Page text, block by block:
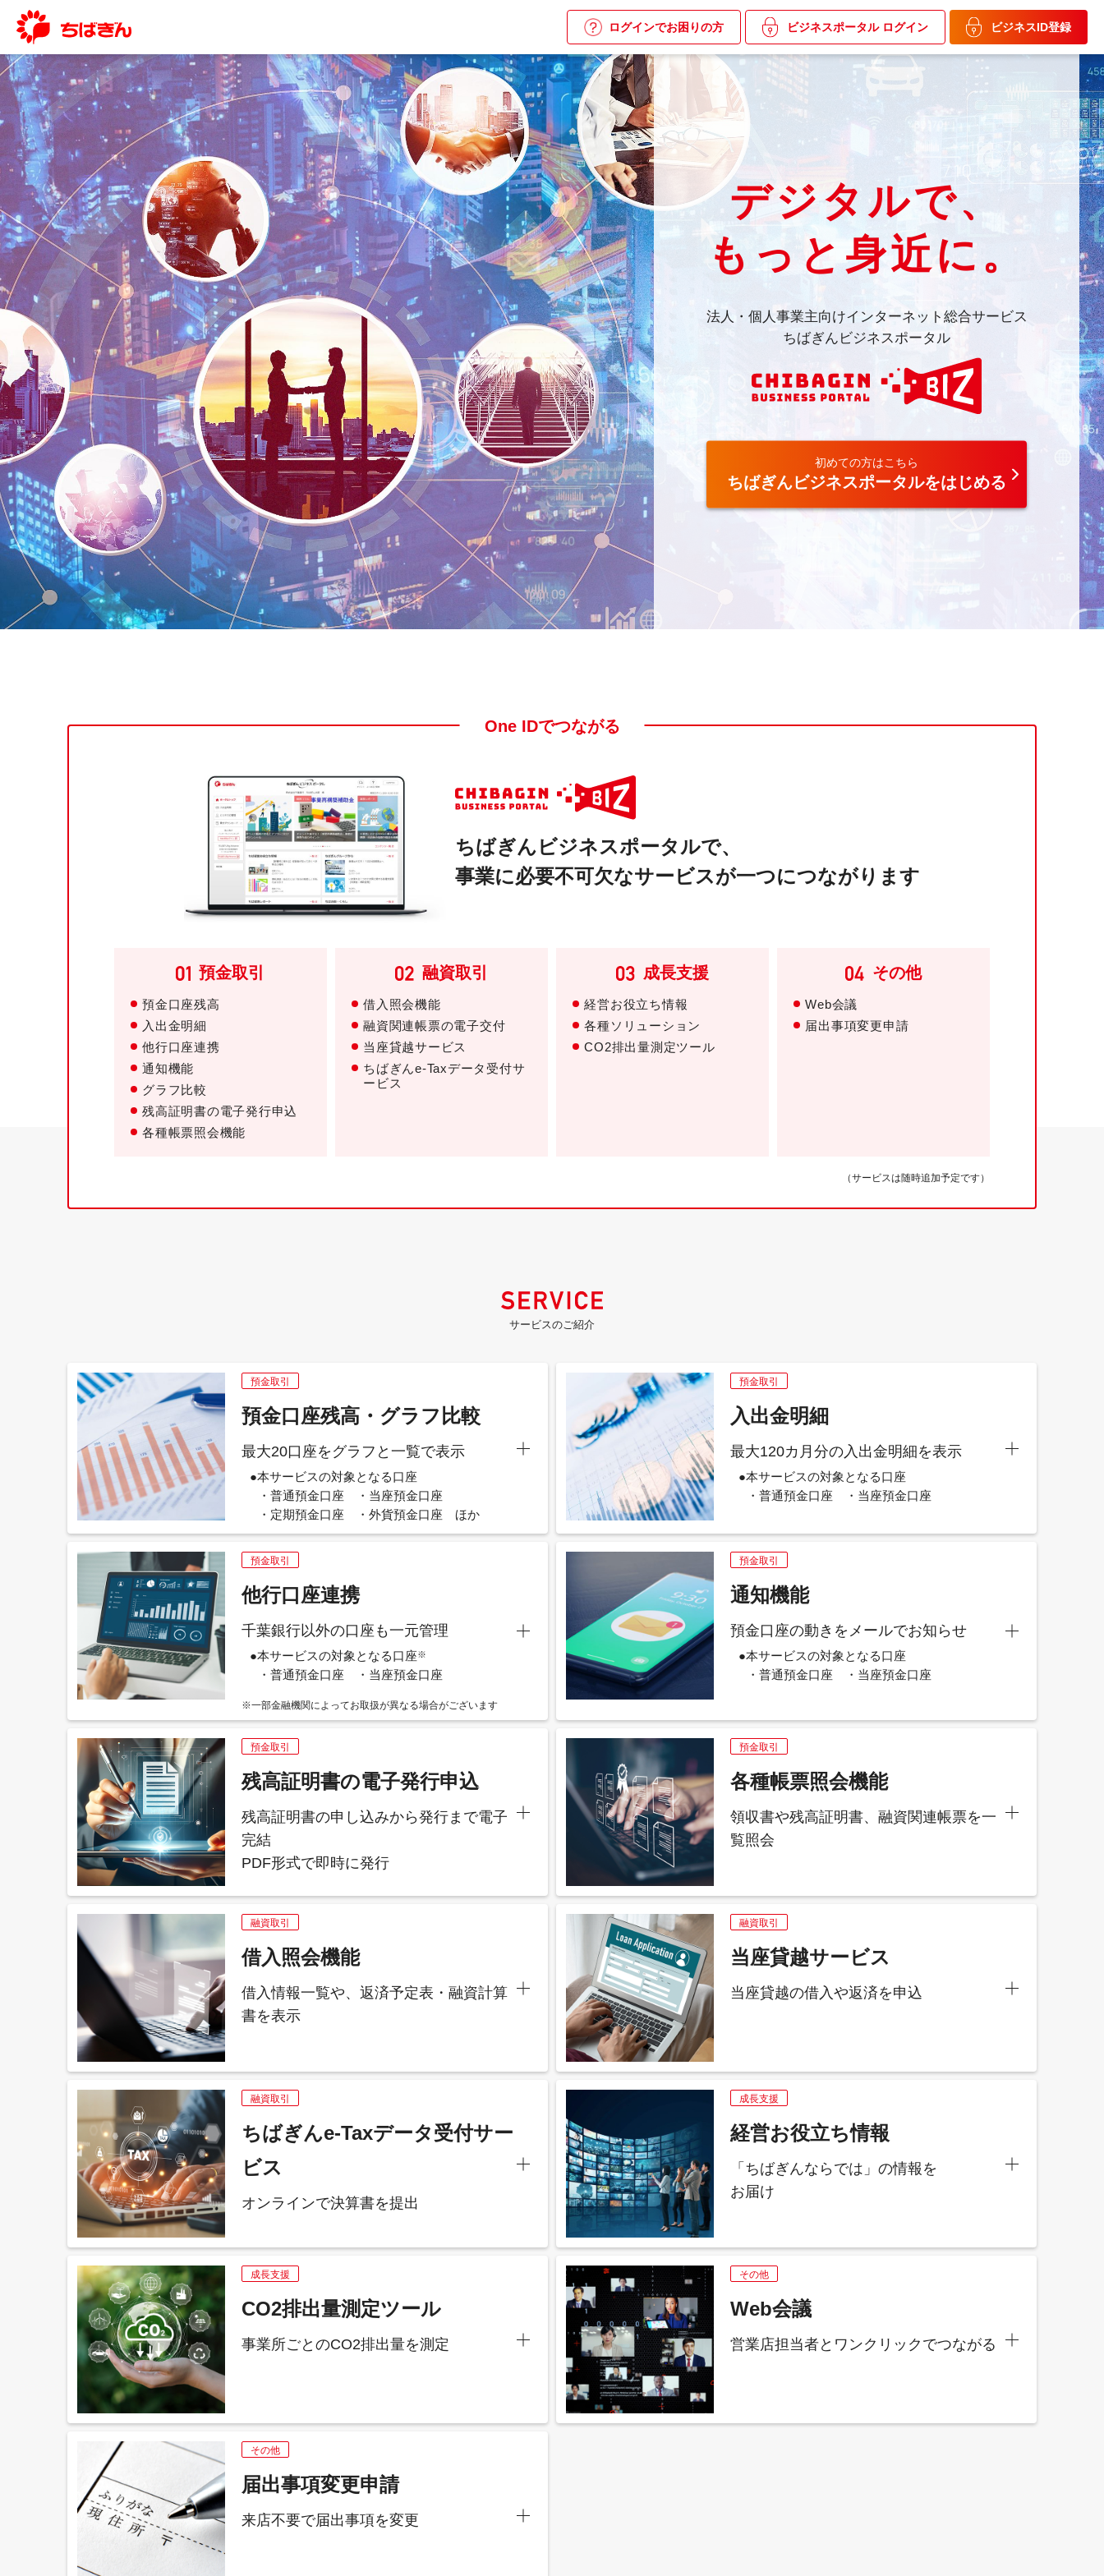
ログインでお困りの方 ビジネスポータル ログイン ビジネスID登録
デジタルで、
もっと身近に。
法人・個人事業主向けインターネット総合サービス
ちばぎんビジネスポータル
初めての方はこちら
ちばぎんビジネスポータルをはじめる
One IDでつながる
ちばぎんビジネスポータルで、
事業に必要不可欠なサービスが一つにつながります
預金取引
預金口座残高
入出金明細
他行口座連携
通知機能
グラフ比較
残高証明書の電子発行申込
各種帳票照会機能
融資取引
借入照会機能
融資関連帳票の電子交付
当座貸越サービス
ちばぎんe-Taxデータ受付サ
ービス
成長支援
経営お役立ち情報
各種ソリューション
CO2排出量測定ツール
その他
Web会議
届出事項変更申請
（サービスは随時追加予定です）
サービスのご紹介
預金取引
預金口座残高・グラフ比較
最大20口座をグラフと一覧で表示
●本サービスの対象となる口座
・普通預金口座 ・当座預金口座
・定期預金口座 ・外貨預金口座 ほか
預金取引
入出金明細
最大120カ月分の入出金明細を表示
●本サービスの対象となる口座
・普通預金口座 ・当座預金口座
預金取引
他行口座連携
千葉銀行以外の口座も一元管理
●本サービスの対象となる口座※
・普通預金口座 ・当座預金口座
※一部金融機関によってお取扱が異なる場合がございます
預金取引
通知機能
預金口座の動きをメールでお知らせ
●本サービスの対象となる口座
・普通預金口座 ・当座預金口座
預金取引
残高証明書の電子発行申込
残高証明書の申し込みから発行まで電子
完結
PDF形式で即時に発行
預金取引
各種帳票照会機能
領収書や残高証明書、融資関連帳票を一
覧照会
融資取引
借入照会機能
借入情報一覧や、返済予定表・融資計算
書を表示
融資取引
当座貸越サービス
当座貸越の借入や返済を申込
融資取引
ちばぎんe-Taxデータ受付サー
ビス
オンラインで決算書を提出
成長支援
経営お役立ち情報
「ちばぎんならでは」の情報を
お届け
成長支援
CO2排出量測定ツール
事業所ごとのCO2排出量を測定
その他
Web会議
営業店担当者とワンクリックでつながる
その他
届出事項変更申請
来店不要で届出事項を変更